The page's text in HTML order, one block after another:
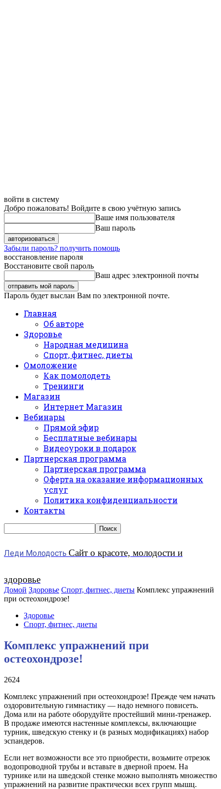
войти в систему
Добро пожаловать! Войдите в свою учётную запись
Ваше имя пользователя
Ваш пароль
Забыли пароль? получить помощь
восстановление пароля
Восстановите свой пароль
Ваш адрес электронной почты
Пароль будет выслан Вам по электронной почте.
Главная
Об авторе
Здоровье
Народная медицина
Спорт, фитнес, диеты
Омоложение
Как помолодеть
Тренинги
Магазин
Интернет Магазин
Вебинары
Прямой эфир
Бесплатные вебинары
Видеоуроки в подарок
Партнерская программа
Партнерская программа
Оферта на оказание информационных
услуг
Политика конфиденциальности
Контакты
Леди Молодость Сайт о красоте, молодости и
здоровье
Домой Здоровье Спорт, фитнес, диеты Комплекс упражнений
при остеохондрозе!
Здоровье
Спорт, фитнес, диеты
Комплекс упражнений при
остеохондрозе!
2624
Комплекс упражнений при остеохондрозе! Прежде чем начать
оздоровительную гимнастику — надо немного повисеть.
Дома или на работе оборудуйте простейший мини-тренажер.
В продаже имеются настенные комплексы, включающие
турник, шведскую стенку и (в разных модификациях) набор
эспандеров.
Если нет возможности все это приобрести, возьмите отрезок
водопроводной трубы и вставьте в дверной проем. На
турнике или на шведской стенке можно выполнять множество
упражнений на развитие практически всех групп мышц.